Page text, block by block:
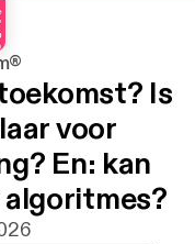
Is
voor
En: kan